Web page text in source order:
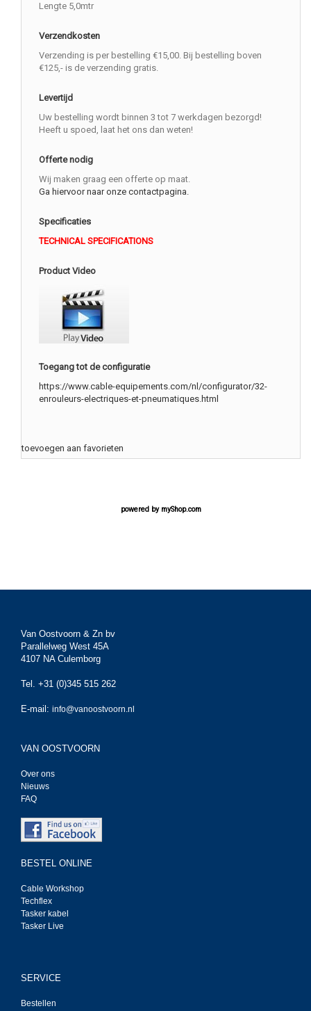
Lengte 5,0mtr
Verzendkosten
Verzending is per bestelling €15,00. Bij bestelling boven
€125,- is de verzending gratis.
Levertijd
Uw bestelling wordt binnen 3 tot 7 werkdagen bezorgd!
Heeft u spoed, laat het ons dan weten!
Offerte nodig
Wij maken graag een offerte op maat.
Ga hiervoor naar onze contactpagina.
Specificaties
TECHNICAL SPECIFICATIONS
Product Video
Toegang tot de configuratie
https://www.cable-equipements.com/nl/configurator/32-
enrouleurs-electriques-et-pneumatiques.html
toevoegen aan favorieten
powered by myShop.com
Van Oostvoorn & Zn bv
Parallelweg West 45A
4107 NA Culemborg
Tel. +31 (0)345 515 262
E-mail: info@vanoostvoorn.nl
VAN OOSTVOORN
Over ons
Nieuws
FAQ
BESTEL ONLINE
Cable Workshop
Techflex
Tasker kabel
Tasker Live
SERVICE
Bestellen